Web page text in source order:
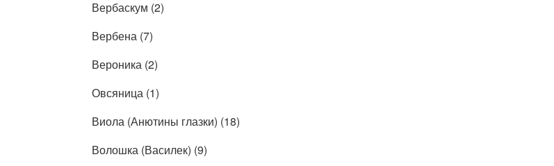
Вербаскум (2)
Вербена (7)
Вероника (2)
Овсяница (1)
Виола (Анютины глазки) (18)
Волошка (Василек) (9)